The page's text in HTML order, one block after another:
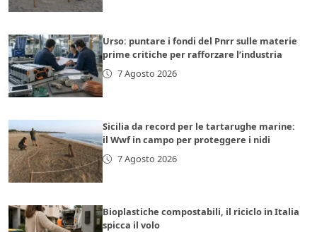
Urso: puntare i fondi del Pnrr sulle materie
prime critiche per rafforzare l’industria
7 Agosto 2026
Sicilia da record per le tartarughe marine:
il Wwf in campo per proteggere i nidi
7 Agosto 2026
Bioplastiche compostabili, il riciclo in Italia
spicca il volo